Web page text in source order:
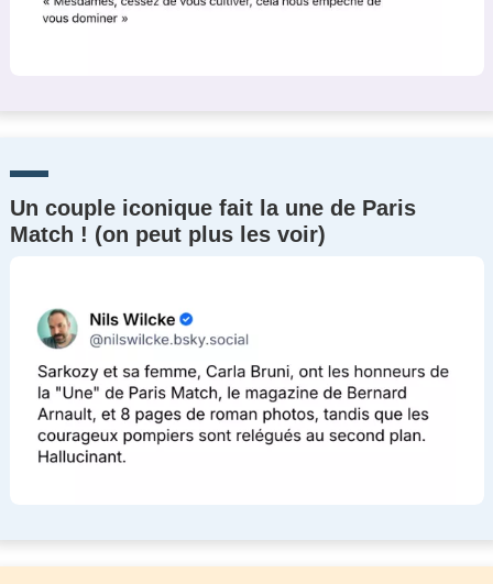
Un couple iconique fait la une de Paris
Match ! (on peut plus les voir)